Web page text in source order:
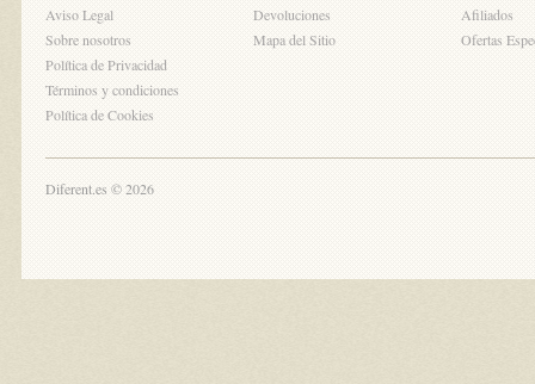
Aviso Legal
Sobre nosotros
Política de Privacidad
Términos y condiciones
Política de Cookies
Devoluciones
Mapa del Sitio
Afiliados
Ofertas
Diferent.es © 2026